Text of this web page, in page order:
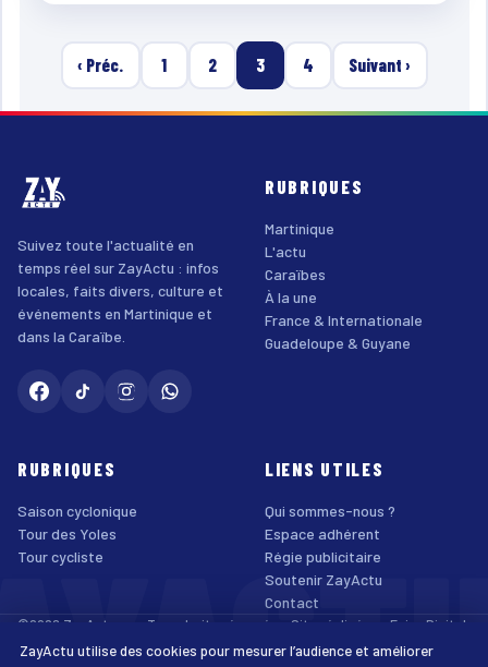
‹ Préc. 1 2 3 4 Suivant ›
Suivez toute l'actualité en
temps réel sur ZayActu : infos
locales, faits divers, culture et
événements en Martinique et
dans la Caraïbe.
RUBRIQUES
Martinique
L'actu
Caraïbes
À la une
France & Internationale
Guadeloupe & Guyane
RUBRIQUES
Saison cyclonique
Tour des Yoles
Tour cycliste
LIENS UTILES
Qui sommes-nous ?
Espace adhérent
Régie publicitaire
Soutenir ZayActu
Contact
©2026 ZayActu.org. Tous droits réservés. · Site réalisé par Enjoy Digital
Agency
ZayActu utilise des cookies pour mesurer l’audience et améliorer